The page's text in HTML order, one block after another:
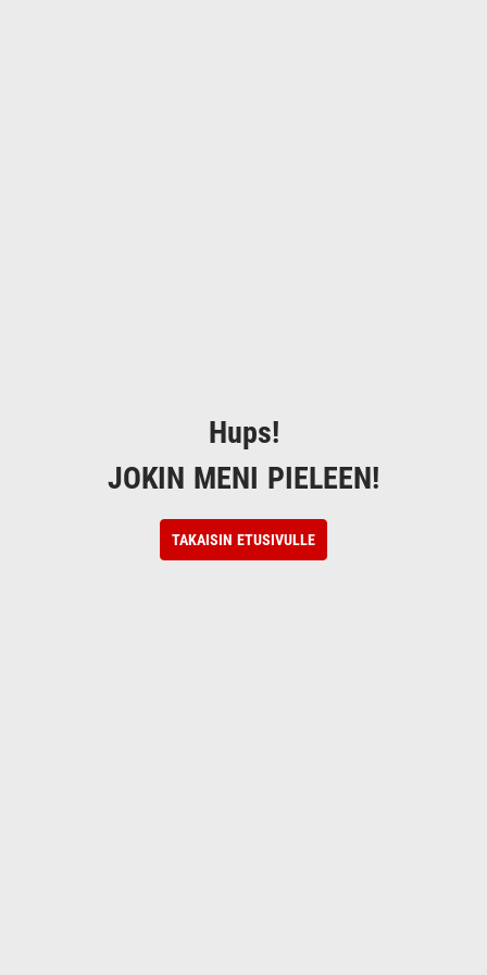
Hups!
JOKIN MENI PIELEEN!
TAKAISIN ETUSIVULLE